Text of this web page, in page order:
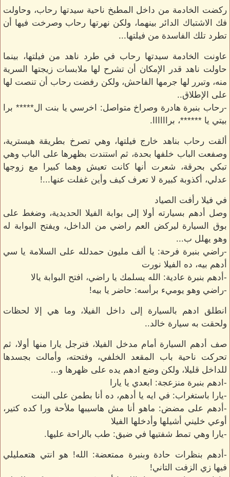
ركضت الخادمة من داخل المطبخ ناحية سيدتها رحاب، وحاولت
فك الاشتباك الدائر بينهما، ولكن نهرتها رحاب وصرخت فيها أن
تطرد تلك الفاسدة من فيلتها...
عاونت الخادمة سيدتها رحاب في طرد ناهد من فيلتها، بينما
حاولت ناهد قدر الإمكان أن تشرح لها ملابسات زيجتها السرية
منه، وتبرر لها جرمها الفاحش، ولكن رفضت رحاب أن تنصت لها
على الإطلاق..
-رحاب بنبرة هادرة وصراخ متواصل: اخرسي يا بنت ال***** برا
بيتي يا ******، براااااا.
ألقت رحاب بناهد خارج فيلتها، وهي تصرخ بطريقة هيسترية،
وصفعت الباب خلفها بحدة، ثم استندت بظهرها على الباب وهي
تبكي بحرقة، شعرت أنها كانت تعيش وهما كبيرا مع زوجها
عدلي، أكذوبة كبيرة لا تعرف كيف وأين غفلت عنها...!
في فيلا رأفت الصياد
وصل أدهم بسيارته أولا إلى بوابة الفيلا الحديدية، وضغط على
بوق السيارة ليركض العم راضي من الداخل، ويفتح البوابة له
وهو يهلل ب...
-راضي بنبرة فرحة: يا ألف مليون حمدلله على السلامة يا سي
أدهم بيه، ده الفيلا نورت
-أدهم بنبرة عادية: الله يسلمك يا راضي، افتح البوابة يالا
-راضي وهو يوميء برأسه: حاضر يا بيه!
انطلق ادهم بالسيارة إلى داخل الفيلا، وما هي إلا لحظات
ولحقت به سيارة خالد..
صف أدهم السيارة أمام مدخل الفيلا، فترجل يارا منها أولا، ثم
تحركت ناحية باب المقعد الخلفي، وفتحته، وأمالت بجسدها
للداخل قليلا، ولكن وضع ادهم يده على ظهرها و...
-ادهم بنبرة منزعجة: ابعدي يا يارا
-يارا باستغراب: في ايه يا أدهم، ده أنا بطمن على البنت
-أدهم على مضض: ماهو أنا مش هاسيبها ملأحة ورا كده كتير،
أوعي خليني أشيلها وأدخلها الفيلا
-يارا وهي تمط شفتيها في ضيق: طب بالراحة عليها.
-أدهم بنظرات حادة وبنبرة ممتعضة: الله! هو انتي هتعمليلي
فيها زي الزفت التاني!